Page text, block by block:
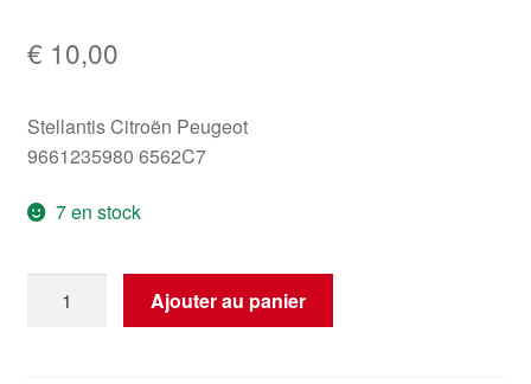
€ 10,00
Stellantis Citroën Peugeot
9661235980 6562C7
7 en stock
Ajouter au panier